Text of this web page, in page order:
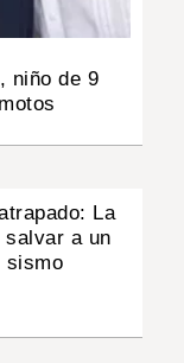
niño de 9
La
a un
sismo